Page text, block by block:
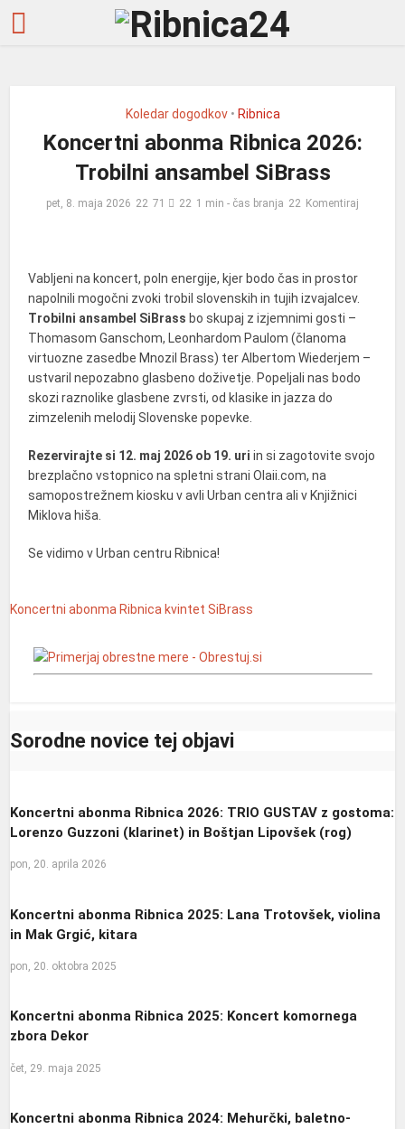
Koledar dogodkov • Ribnica
Koncertni abonma Ribnica 2026:
Trobilni ansambel SiBrass
pet, 8. maja 2026 71 1 min - čas branja Komentiraj
Vabljeni na koncert, poln energije, kjer bodo čas in prostor
napolnili mogočni zvoki trobil slovenskih in tujih izvajalcev.
Trobilni ansambel SiBrass bo skupaj z izjemnimi gosti –
Thomasom Ganschom, Leonhardom Paulom (članoma
virtuozne zasedbe Mnozil Brass) ter Albertom Wiederjem –
ustvaril nepozabno glasbeno doživetje. Popeljali nas bodo
skozi raznolike glasbene zvrsti, od klasike in jazza do
zimzelenih melodij Slovenske popevke.
Rezervirajte si 12. maj 2026 ob 19. uri in si zagotovite svojo
brezplačno vstopnico na spletni strani Olaii.com, na
samopostrežnem kiosku v avli Urban centra ali v Knjižnici
Miklova hiša.
Se vidimo v Urban centru Ribnica!
Koncertni abonma Ribnica kvintet SiBrass
Sorodne novice tej objavi
Koncertni abonma Ribnica 2026: TRIO GUSTAV z gostoma:
Lorenzo Guzzoni (klarinet) in Boštjan Lipovšek (rog)
pon, 20. aprila 2026
Koncertni abonma Ribnica 2025: Lana Trotovšek, violina
in Mak Grgić, kitara
pon, 20. oktobra 2025
Koncertni abonma Ribnica 2025: Koncert komornega
zbora Dekor
čet, 29. maja 2025
Koncertni abonma Ribnica 2024: Mehurčki, baletno-